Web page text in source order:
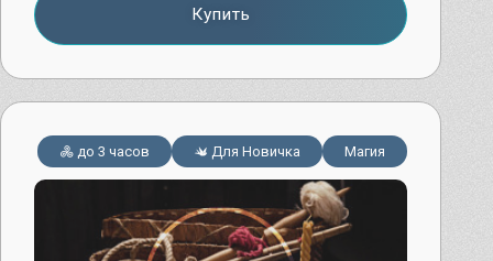
Купить
до 3 часов Для Новичка Магия